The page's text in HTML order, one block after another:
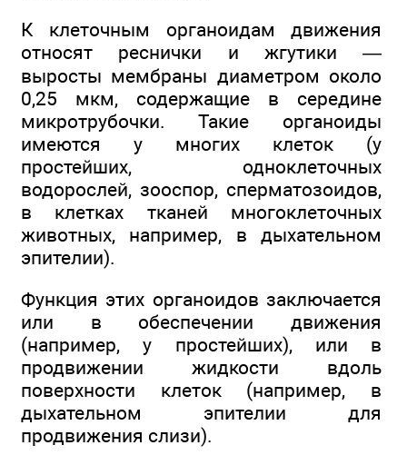
К клеточным органоидам движения
относят реснички и жгутики —
выросты мембраны диаметром около
0,25 мкм, содержащие в середине
микротрубочки. Такие органоиды
имеются у многих клеток (у
простейших, одноклеточных
водорослей, зооспор, сперматозоидов,
в клетках тканей многоклеточных
животных, например, в дыхательном
эпителии).
Функция этих органоидов заключается
или в обеспечении движения
(например, у простейших), или в
продвижении жидкости вдоль
поверхности клеток (например, в
дыхательном эпителии для
продвижения слизи).